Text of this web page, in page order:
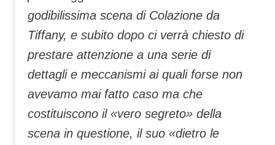
godibilissima scena di Colazione da
Tiffany, e subito dopo ci verrà chiesto di
prestare attenzione a una serie di
dettagli e meccanismi ai quali forse non
avevamo mai fatto caso ma che
costituiscono il «vero segreto» della
scena in questione, il suo «dietro le